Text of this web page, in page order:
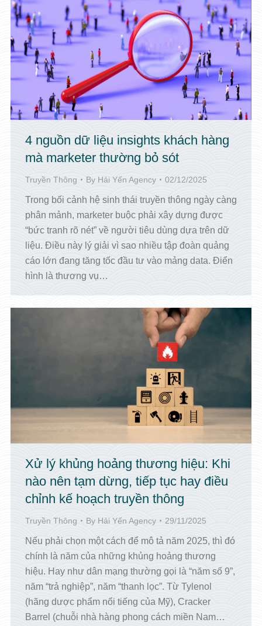
4 nguồn dữ liệu insights khách hàng
mà marketer thường bỏ sót
Truyền Thông By Hải Yến Agency 02/12/2025
Trong bối cảnh hệ sinh thái truyền thông ngày càng
phân mảnh, marketer buộc phải xây dựng được
“bức tranh rõ nét” về người tiêu dùng dựa trên dữ
liệu. Điều này lý giải vì sao nhiều tập đoàn quảng
cáo lớn đang tăng tốc đầu tư vào mảng data. Điển
hình là thương vụ…
Xử lý khủng hoảng thương hiệu: Khi
nào nên tạm dừng, tiếp tục hay điều
chỉnh kế hoạch truyền thông
Truyền Thông By Hải Yến Agency 29/11/2025
Nếu phải chọn một cách để mô tả năm 2025, thì đó
chính là năm của những khủng hoảng thương
hiệu. Hay như dân mạng thường gọi là “năm số 9”,
năm “trả nghiệp”, năm “thanh lọc”. Từ Tylenol
(hãng dược phẩm nổi tiếng của Mỹ), Cracker
Barrel (chuỗi nhà hàng phong cách miền Nam…